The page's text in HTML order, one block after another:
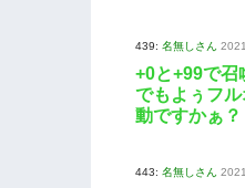
439: 名無しさん
+0と+99で召
でもよぅフ
動ですかぁ？
443: 名無しさん